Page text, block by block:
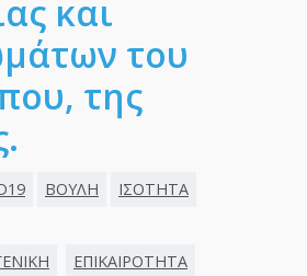
και
του
της
ΒΟΥΛΗ ΙΣΟΤΗΤΑ
ΕΠΙΚΑΙΡΟΤΗΤΑ